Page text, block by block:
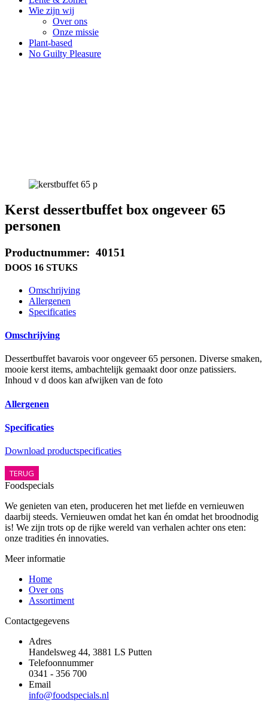
Wie zijn wij
Over ons
Onze missie
Plant-based
No Guilty Pleasure
Kerst dessertbuffet box ongeveer 65
personen
Productnummer: 40151
DOOS 16 STUKS
Omschrijving
Allergenen
Specificaties
Omschrijving
Dessertbuffet bavarois voor ongeveer 65 personen. Diverse smaken,
mooie kerst items, ambachtelijk gemaakt door onze patissiers.
Inhoud v d doos kan afwijken van de foto
Allergenen
Specificaties
Download productspecificaties
TERUG
Foodspecials
We genieten van eten, produceren het met liefde en vernieuwen
daarbij steeds. Vernieuwen omdat het kan én omdat het broodnodig
is! We zijn trots op de rijke wereld van verhalen achter ons eten:
onze tradities én innovaties.
Meer informatie
Home
Over ons
Assortiment
Contactgegevens
Adres
Handelsweg 44, 3881 LS Putten
Telefoonnummer
0341 - 356 700
Email
info@foodspecials.nl